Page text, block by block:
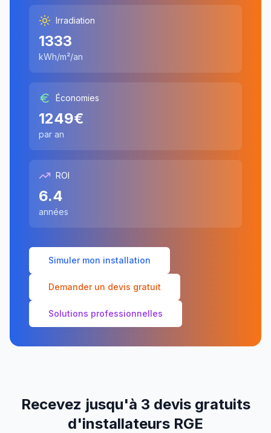
Irradiation
1333
kWh/m²/an
Économies
1249€
par an
ROI
6.4
années
Simuler mon installation
Demander un devis gratuit
Solutions professionnelles
Recevez jusqu'à 3 devis gratuits
d'installateurs RGE